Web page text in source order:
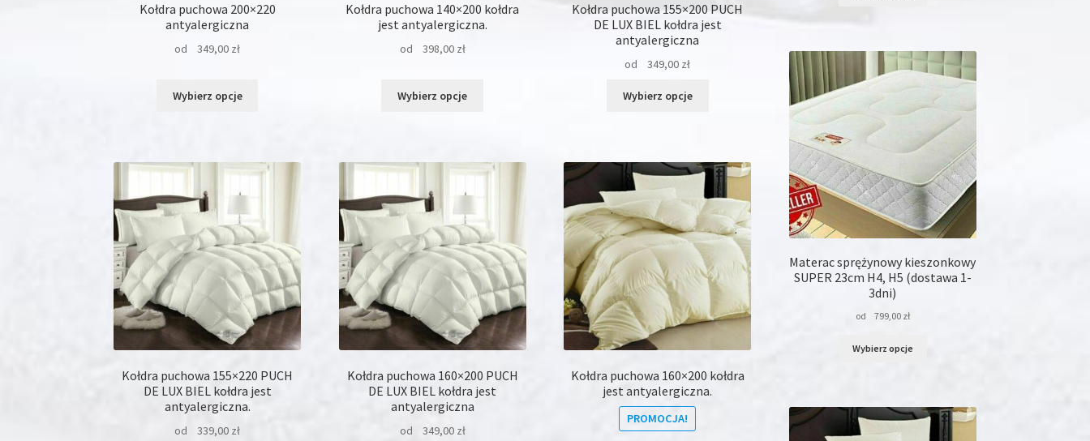
Kołdra puchowa 200×220
antyalergiczna
od 349,00 zł
Wybierz opcje
wariantów.
Opcje
na
stronie
produktu
Kołdra puchowa 140×200 kołdra
jest antyalergiczna.
od 398,00 zł
Wybierz opcje
wariantów.
Opcje
na
stronie
produktu
Kołdra puchowa 155×200 PUCH
DE LUX BIEL kołdra jest
antyalergiczna
od 349,00 zł
Wybierz opcje
wariantów.
Opcje
można
wybrać
na
stronie
produktu
Kołdra puchowa 155×220 PUCH
DE LUX BIEL kołdra jest
antyalergiczna.
od 339,00 zł
Kołdra puchowa 160×200 PUCH
DE LUX BIEL kołdra jest
antyalergiczna
od 349,00 zł
Kołdra puchowa 160×200 kołdra
jest antyalergiczna.
PROMOCJA!
Opcje
można
na
stronie
produktu
Materac sprężynowy kieszonkowy
SUPER 23cm H4, H5 (dostawa 1-
3dni)
od 799,00 zł
Wybierz opcje
Opcje
można